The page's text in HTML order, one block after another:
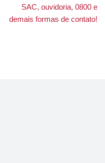
SAC, ouvidoria, 0800 e
demais formas de contato!